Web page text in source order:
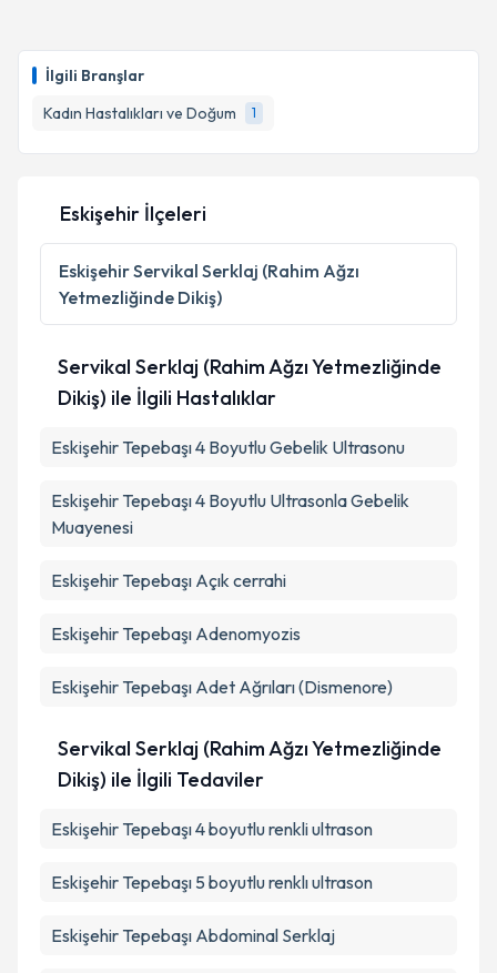
İlgili Branşlar
Kadın Hastalıkları ve Doğum
1
için bir takvim hazırlandığında e-posta ile
bilgilendireceğiz.
E-posta Adresiniz
Kişisel verilerimin işlenmesine ilişkin
Metni'ni okudum ve kişisel verilerimin belirtilen
kapsamda işlenmesini kabul ediyorum.
Takvim Talebini Gönder
Eskişehir İlçeleri
EskişehirServikal Serklaj (Rahim Ağzı
Yetmezliğinde Dikiş)
Servikal Serklaj (Rahim Ağzı Yetmezliğinde
Dikiş) ile İlgili Hastalıklar
Eskişehir Tepebaşı 4 Boyutlu Gebelik Ultrasonu
Eskişehir Tepebaşı 4 Boyutlu Ultrasonla Gebelik
Muayenesi
Eskişehir Tepebaşı Açık cerrahi
Eskişehir Tepebaşı Adenomyozis
Eskişehir Tepebaşı Adet Ağrıları (Dismenore)
Servikal Serklaj (Rahim Ağzı Yetmezliğinde
Dikiş) ile İlgili Tedaviler
Eskişehir Tepebaşı 4 boyutlu renkli ultrason
Eskişehir Tepebaşı 5 boyutlu renklı ultrason
Eskişehir Tepebaşı Abdominal Serklaj